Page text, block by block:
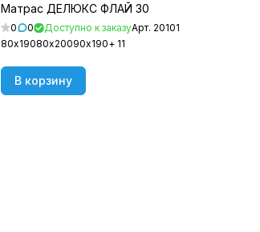
Матрас ДЕЛЮКС ФЛАЙ 30
0 0 Доступно к заказуАрт. 20101
80х19080х20090х190+ 11
В корзину